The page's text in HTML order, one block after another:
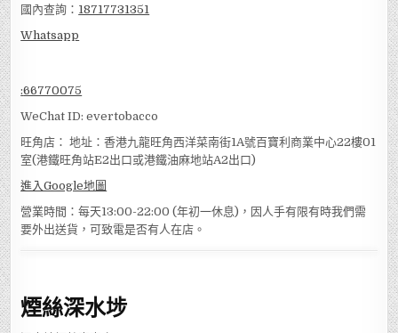
國內查詢： 18717731351
Whatsapp
66770075
WeChat ID: evertobacco
旺角店： 地址：香港九龍旺角西洋菜南街1A號百寶利商業中心22樓01
室(港鐵旺角站E2出口或港鐵油麻地站A2出口)
進入Google地圖
營業時間：每天13:00-22:00 (年初一休息)，因人手有限有時我們需